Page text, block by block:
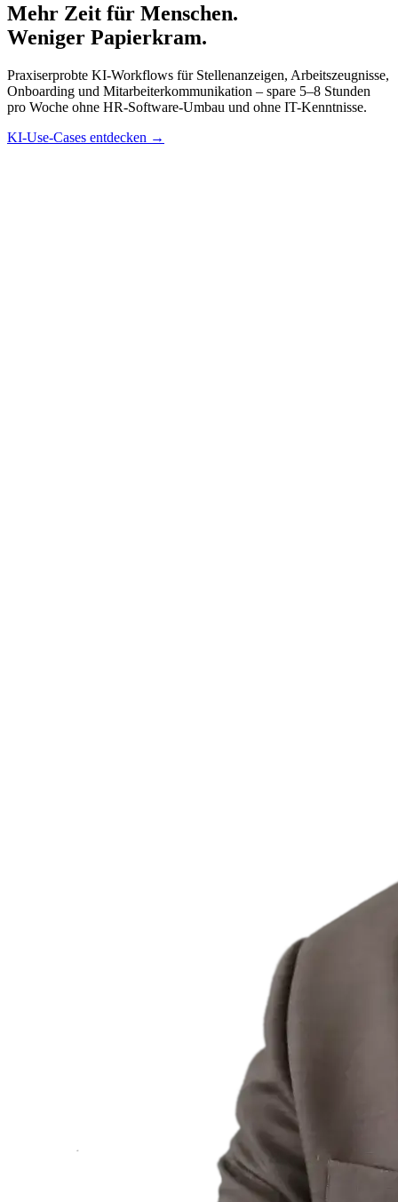
Mehr Zeit für Menschen.
Weniger Papierkram.
Praxiserprobte KI-Workflows für Stellenanzeigen, Arbeitszeugnisse,
Onboarding und Mitarbeiterkommunikation – spare 5–8 Stunden
pro Woche ohne HR-Software-Umbau und ohne IT-Kenntnisse.
KI-Use-Cases entdecken →